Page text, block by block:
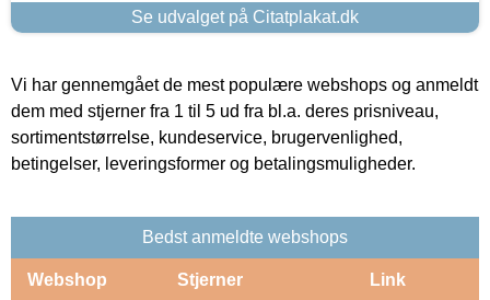
Se udvalget på Citatplakat.dk
Vi har gennemgået de mest populære webshops og anmeldt
dem med stjerner fra 1 til 5 ud fra bl.a. deres prisniveau,
sortimentstørrelse, kundeservice, brugervenlighed,
betingelser, leveringsformer og betalingsmuligheder.
Bedst anmeldte webshops
Webshop Stjerner Link